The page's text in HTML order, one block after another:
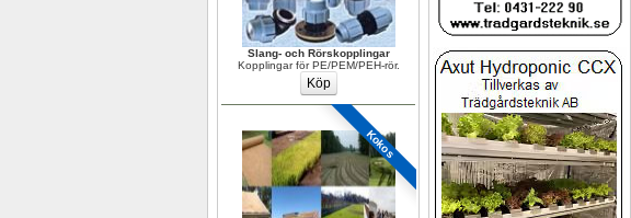
Slang- och Rörskopplingar
Kopplingar för PE/PEM/PEH-rör.
Kokos